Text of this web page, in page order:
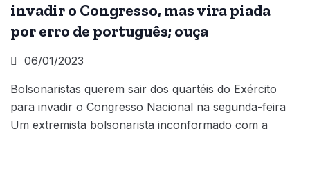
invadir o Congresso, mas vira piada
por erro de português; ouça
06/01/2023
Bolsonaristas querem sair dos quartéis do Exército
para invadir o Congresso Nacional na segunda-feira
Um extremista bolsonarista inconformado com a